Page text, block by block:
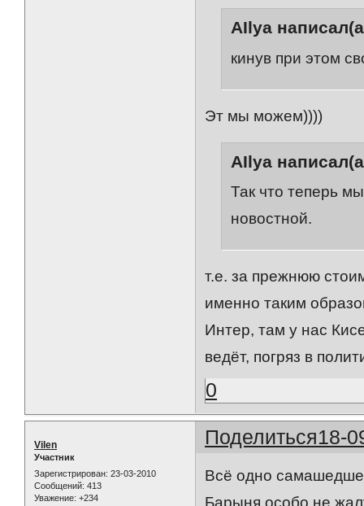
AIlya
кинув при этом
Эт мы можем))))
AIlya
Так что теперь
новостной.
т.е. за прежнюю
именно таким
Интер, там у нас
ведёт, погряз в
0
Поделиться18-
Vilen
Участник
Зарегистрирован: 23-03-2010
Сообщений: 413
Уважение: +234
Всё одно
Барыня особо не